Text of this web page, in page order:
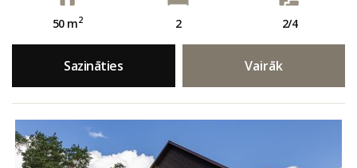
50 m2 2 2/4
Sazināties Vairāk